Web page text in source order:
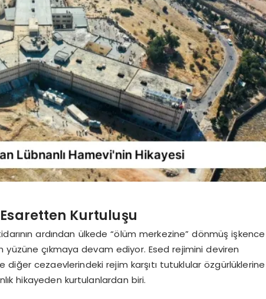
Esaretten Kurtuluşu
ardından ülkede “ölüm merkezine” dönmüş işkence
yüzüne çıkmaya devam ediyor. Esed rejimini deviren
cezaevlerindeki rejim karşıtı tutuklular özgürlüklerine
hikayeden kurtulanlardan biri.